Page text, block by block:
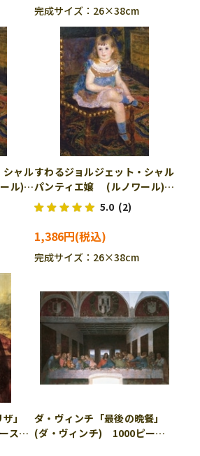
完成サイズ：26×38cm
シャル
ール)
すわるジョルジェット・シャル
パンティエ嬢 (ルノワール)
300ピース ジグソーパズル
CUT-300-152
5.0 (2)
1,386円
完成サイズ：26×38cm
ザ」
ース
ダ・ヴィンチ「最後の晩餐」
(ダ・ヴィンチ) 1000ピー